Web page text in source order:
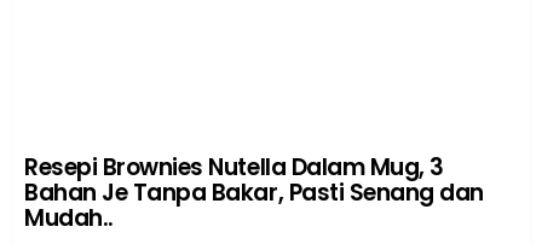
Resepi Brownies Nutella Dalam Mug, 3
Bahan Je Tanpa Bakar, Pasti Senang dan
Mudah..